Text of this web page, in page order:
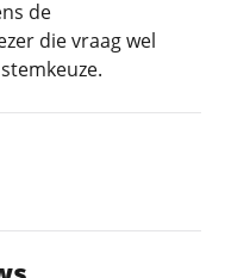
de
die vraag wel